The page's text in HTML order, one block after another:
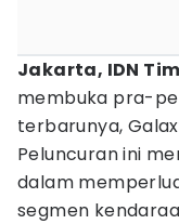
Jakarta, IDN
membuka pra-
terbarunya,
Peluncuran ini
dalam
segmen